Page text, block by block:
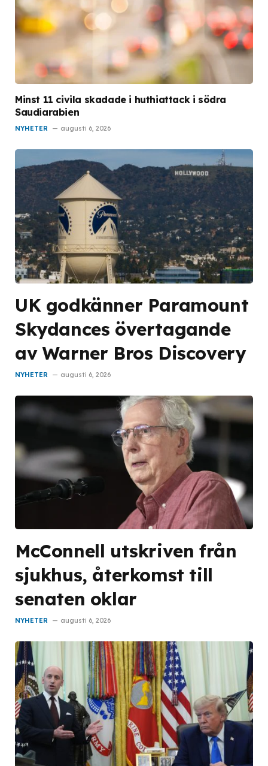
Minst 11 civila skadade i huthiattack i södra
Saudiarabien
NYHETER augusti 6, 2026
UK godkänner Paramount
Skydances övertagande
av Warner Bros Discovery
NYHETER augusti 6, 2026
McConnell utskriven från
sjukhus, återkomst till
senaten oklar
NYHETER augusti 6, 2026